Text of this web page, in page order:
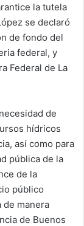
la tutela
se declaró
de fondo del
federal, y
Federal de La
de
hídricos
así como para
pública de la
de la
público
de manera
de Buenos